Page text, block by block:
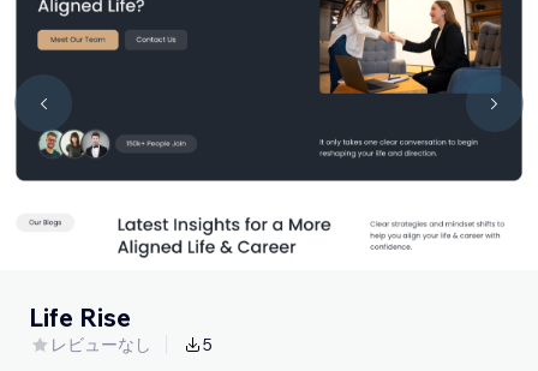
Life Rise
レビューなし 5